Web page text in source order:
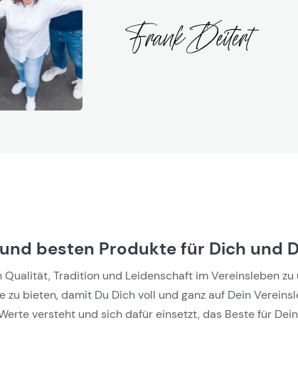
besten Produkte für Dich und
Tradition und Leidenschaft im Vereinsleben
bieten, damit Du Dich voll und ganz auf Dein
versteht und sich dafür einsetzt, das Beste für